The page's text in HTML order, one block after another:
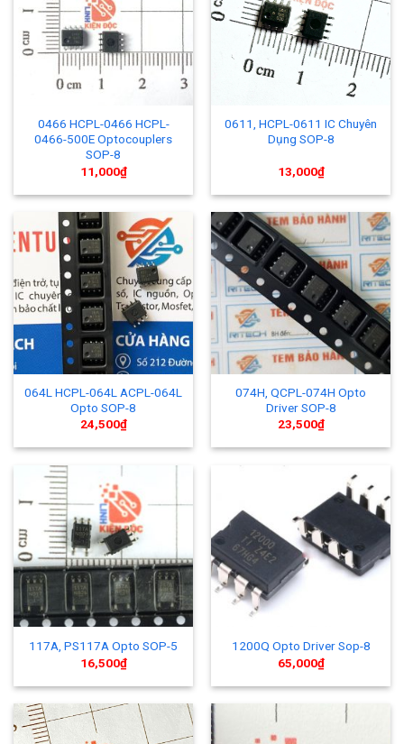
0466 HCPL-0466 HCPL-
0466-500E Optocouplers
SOP-8
11,000₫
0611, HCPL-0611 IC Chuyên
Dụng SOP-8
13,000₫
064L HCPL-064L ACPL-064L
Opto SOP-8
24,500₫
074H, QCPL-074H Opto
Driver SOP-8
23,500₫
117A, PS117A Opto SOP-5
16,500₫
1200Q Opto Driver Sop-8
65,000₫